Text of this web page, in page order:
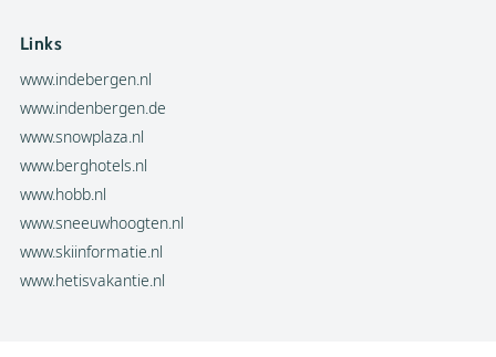
Links
www.indebergen.nl
www.indenbergen.de
www.snowplaza.nl
www.berghotels.nl
www.hobb.nl
www.sneeuwhoogten.nl
www.skiinformatie.nl
www.hetisvakantie.nl